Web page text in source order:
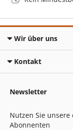
Wir über uns
Kontakt
Newsletter
Nutzen Sie
Abonnenten